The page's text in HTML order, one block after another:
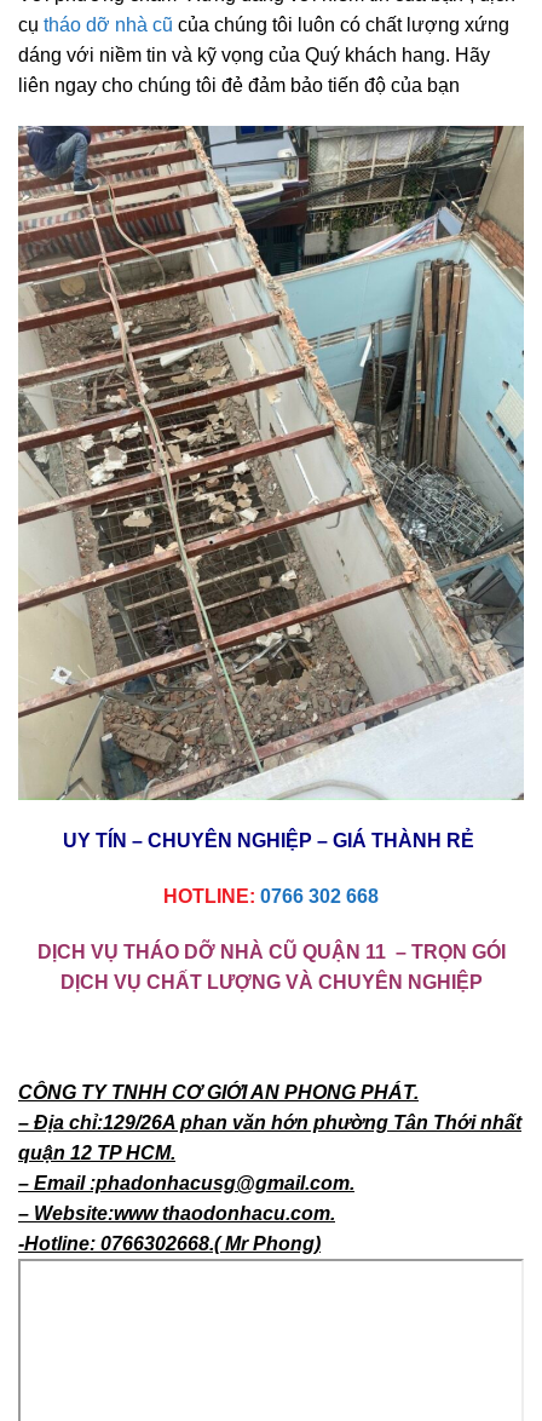
Với phương châm “Xứng đáng với niềm tin của bạn”, dịch
cụ
tháo dỡ nhà
của chúng tôi luôn có chất lượng xứng
dáng với niềm tin và kỹ vọng của Quý khách hang. Hãy
liên ngay cho chúng tôi đẻ đảm bảo tiến độ của bạn
UY TÍN – CHUYÊN NGHIỆP – GIÁ THÀNH RẺ
DỊCH VỤ THÁO DỠ NHÀ CŨ QUẬN 11– TRỌN GÓI
DỊCH VỤ CHẤT LƯỢNG VÀ CHUYÊN NGHIỆP
CÔNG TY TNHH CƠ GIỚI AN PHONG PHÁT.
– Địa chỉ:129/26A phan văn hớn phường Tân Thới nhất
quận 12 TP HCM.
– Email :phadonhacusg@gmail.com.
– Website:www thaodonhacu.com.
-Hotline: 0766302668.( Mr Phong)